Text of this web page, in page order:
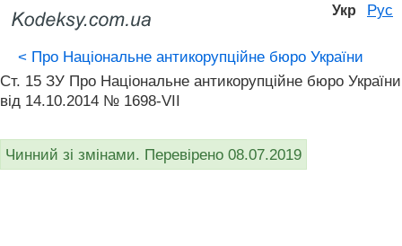
Укр Рус
< Про Національне антикорупційне бюро України
Ст. 15 ЗУ Про Національне антикорупційне бюро України
від 14.10.2014 № 1698-VII
Чинний зі змінами. Перевірено 08.07.2019